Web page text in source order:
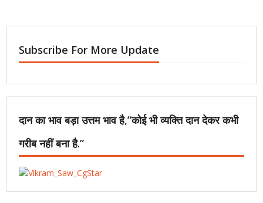
Subscribe For More Update
दान का भाव बड़ा उत्तम भाव है,”कोई भी व्यक्ति दान देकर कभी
गरीब नहीं बना है.”